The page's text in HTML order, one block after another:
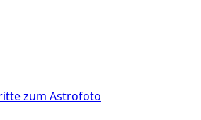
zum Astrofoto